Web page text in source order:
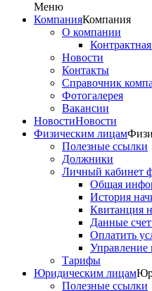
Меню
КомпанияКомпания
О компании
Новости
Контакты
Справочник
Фотогалерея
Вакансии
НовостиНовости
Физическим лицам
Полезные ссылки
Должники
Личный кабинет
Общая
История
Квитанция
Данные
Оплатить
Управление
Тарифы
Юридическим лицам
Полезные ссылки